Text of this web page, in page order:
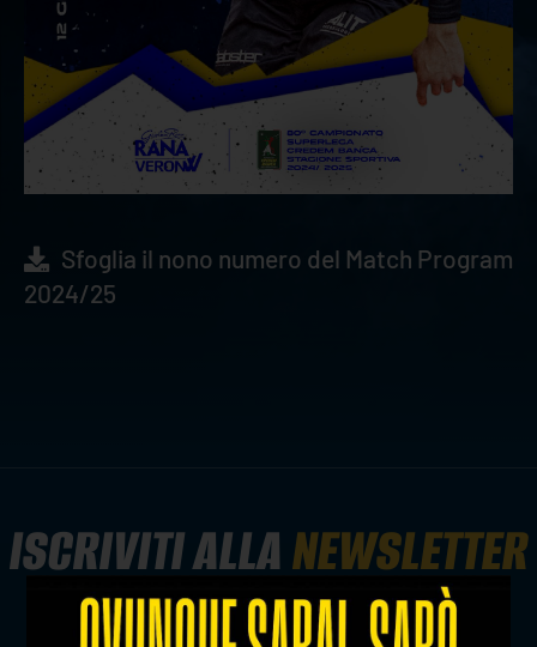
Sfoglia il nono numero del Match Program
2024/25
ISCRIVITI ALLANEWSLETTER
ISCRIVITI ORA